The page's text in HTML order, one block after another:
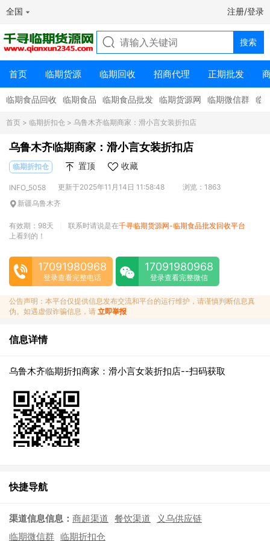
全国 注册/登录
首页 临期货源 临期回收 招商代理 正期批发
临期食品回收 临期食品 临期食品批发 临期货源网 临期微信群 临
首页 > 临期折扣仓 > 乌鲁木齐临期商家：滑小言女装折扣店
乌鲁木齐临期商家：滑小言女装折扣店
临期折扣仓 置顶 收藏
INFO_5058 更新于2025年11月14日 11:58:48
浏览：1863
新疆乌鲁木齐
有效期：98天 联系时请说是在千寻临期货源网-临期食品批发回收平台
上看到的！
17091980968
登录查看完整电话
17091980968
登录查看完整微信
公告声明：本平台仅提供信息发布交流和平台的运行维护，请谨慎判断信息真
伪。如遇虚假诈骗信息，请 立即举报
信息详情
乌鲁木齐临期折扣商家：滑小言女装折扣店--扫码获取
快捷导航
渠道信息信息： 商超渠道 餐饮渠道
义乌供应链
临期微信群 临期折扣仓